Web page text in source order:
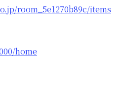
room_5e1270b89c/items
home